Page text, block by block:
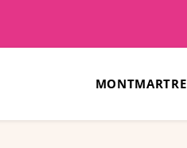
MONTMARTRE